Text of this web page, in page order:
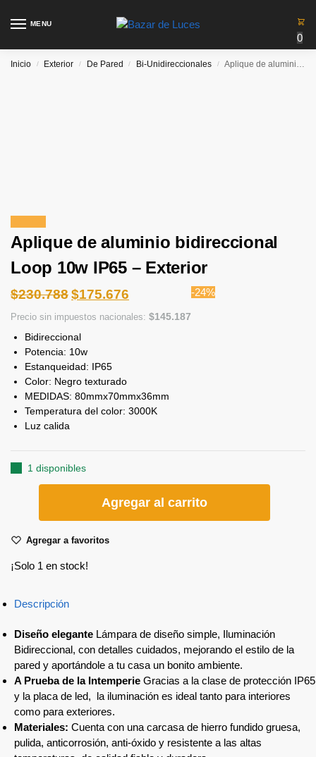
MENU
0
Inicio / Exterior / De Pared / Bi-Unidireccionales / Aplique de aluminio bidireccional Loop 10w IP65 – Exterior
Aplique de aluminio bidireccional
Loop 10w IP65 – Exterior
$230.788$175.676
Precio sin impuestos nacionales: $145.187
-24%
Bidireccional
Potencia: 10w
Estanqueidad: IP65
Color: Negro texturado
MEDIDAS: 80mmx70mmx36mm
Temperatura del color: 3000K
Luz calida
1 disponibles
Agregar al carrito
Agregar a favoritos
¡Solo 1 en stock!
Descripción
Diseño elegante Lámpara de diseño simple, Iluminación
Bidireccional, con detalles cuidados, mejorando el estilo de la
pared y aportándole a tu casa un bonito ambiente.
A Prueba de la Intemperie Gracias a la clase de protección IP65
y la placa de led, la iluminación es ideal tanto para interiores
como para exteriores.
Materiales: Cuenta con una carcasa de hierro fundido gruesa,
pulida, anticorrosión, anti-óxido y resistente a las altas